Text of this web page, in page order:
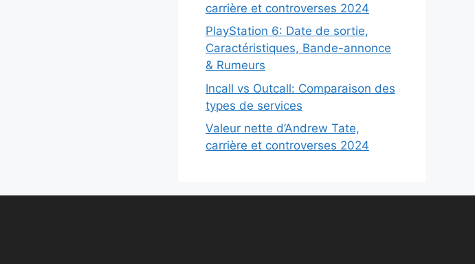
carrière et controverses 2024
PlayStation 6: Date de sortie,
Caractéristiques, Bande-annonce
& Rumeurs
Incall vs Outcall: Comparaison des
types de services
Valeur nette d’Andrew Tate,
carrière et controverses 2024